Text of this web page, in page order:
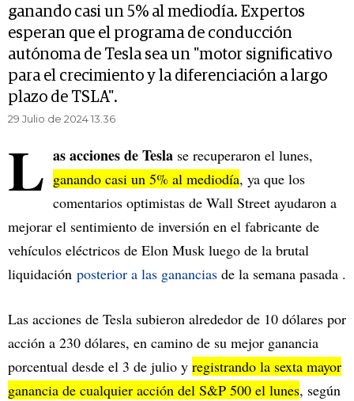
ganando casi un 5% al mediodía. Expertos
esperan que el programa de conducción
autónoma de Tesla sea un "motor significativo
para el crecimiento y la diferenciación a largo
plazo de TSLA".
29 Julio de 2024 13.36
L as acciones de Tesla se recuperaron el lunes,
ganando casi un 5% al mediodía, ya que los
comentarios optimistas de Wall Street ayudaron a
mejorar el sentimiento de inversión en el fabricante de
vehículos eléctricos de Elon Musk luego de la brutal
liquidación posterior a las ganancias de la semana pasada .
Las acciones de Tesla subieron alrededor de 10 dólares por
acción a 230 dólares, en camino de su mejor ganancia
porcentual desde el 3 de julio y registrando la sexta mayor
ganancia de cualquier acción del S&P 500 el lunes, según